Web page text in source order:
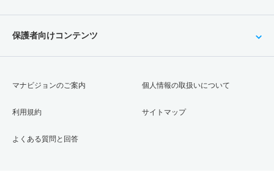
保護者向けコンテンツ
マナビジョンのご案内
利用規約
よくある質問と回答
個人情報の取扱いについて
サイトマップ